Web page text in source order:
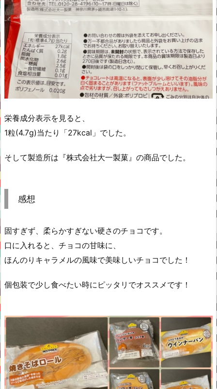
栄養成分表示を見ると、
1粒(4.7g)当たり「27kcal」でした。
そして製造所は『株式会社大一製菓』の商品でした。
感想
固すぎず、柔らかすぎない硬さのチョコです。
口に入れると、チョコの甘味に、
ほんのりキャラメルの風味で美味しいチョコでした！
個包装で少し食べたい時にピッタリでオススメです！